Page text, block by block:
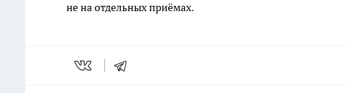
не на отдельных приёмах.